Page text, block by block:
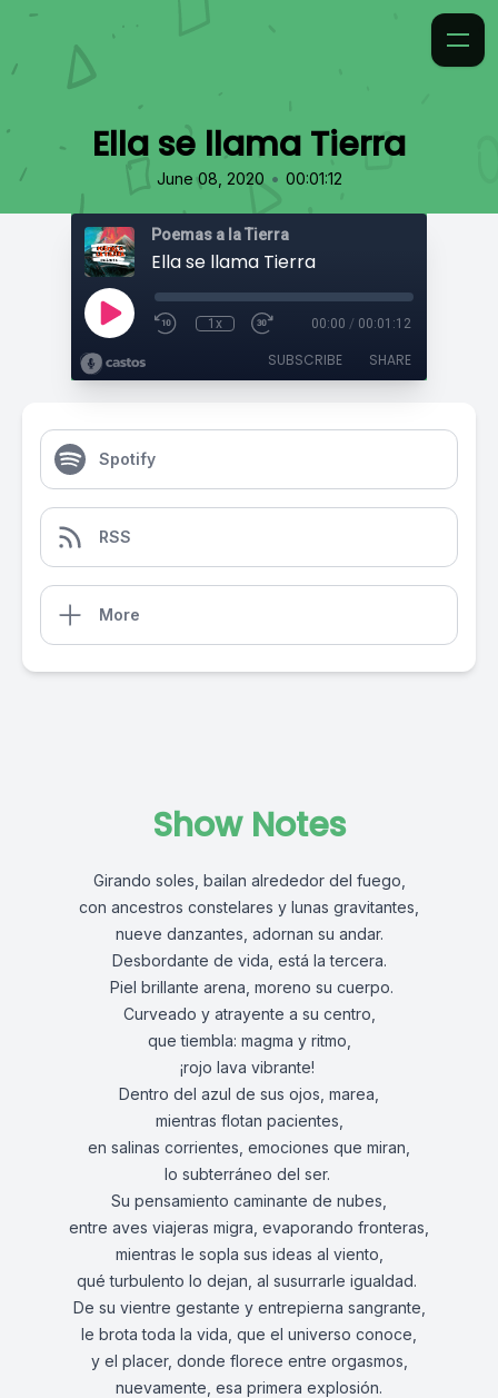
Ella se llama Tierra
June 08, 2020 • 00:01:12
Poemas a la Tierra
Ella se llama Tierra
1x 00:00 / 00:01:12
SUBSCRIBE SHARE
Spotify
RSS
More
Show Notes
Girando soles, bailan alrededor del fuego,
con ancestros constelares y lunas gravitantes,
nueve danzantes, adornan su andar.
Desbordante de vida, está la tercera.
Piel brillante arena, moreno su cuerpo.
Curveado y atrayente a su centro,
que tiembla: magma y ritmo,
¡rojo lava vibrante!
Dentro del azul de sus ojos, marea,
mientras flotan pacientes,
en salinas corrientes, emociones que miran,
lo subterráneo del ser.
Su pensamiento caminante de nubes,
entre aves viajeras migra, evaporando fronteras,
mientras le sopla sus ideas al viento,
qué turbulento lo dejan, al susurrarle igualdad.
De su vientre gestante y entrepierna sangrante,
le brota toda la vida, que el universo conoce,
y el placer, donde florece entre orgasmos,
nuevamente, esa primera explosión.